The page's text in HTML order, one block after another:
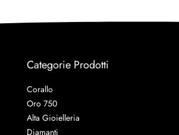
Categorie Prodotti
Corallo
Oro 750
Alta Gioielleria
Diamanti